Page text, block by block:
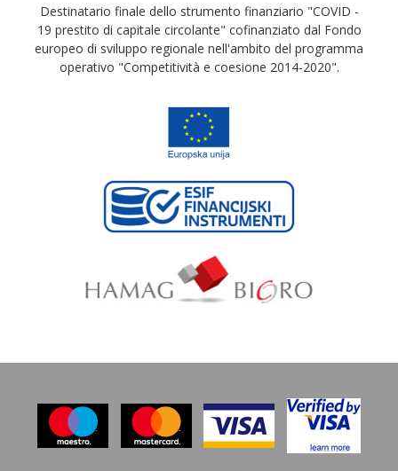
Destinatario finale dello strumento finanziario "COVID -
19 prestito di capitale circolante" cofinanziato dal Fondo
europeo di sviluppo regionale nell'ambito del programma
operativo "Competitività e coesione 2014-2020".